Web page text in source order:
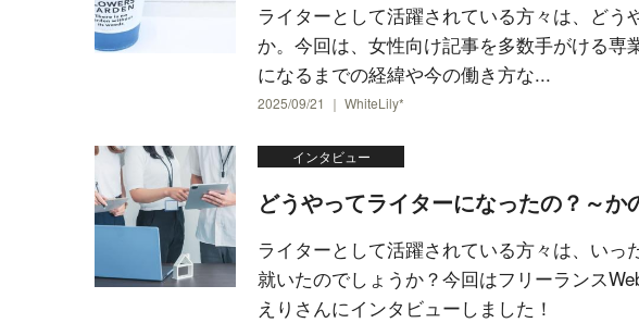
ライターとして活躍されている方々は、どう
か。今回は、女性向け記事を多数手がける
になるまでの経緯や今の働き方な...
2025/09/21 ｜ WhiteLily*
インタビュー
どうやってライターになったの？～か
ライターとして活躍されている方々は、い
就いたのでしょうか？今回はフリーランス
えりさんにインタビューしました！